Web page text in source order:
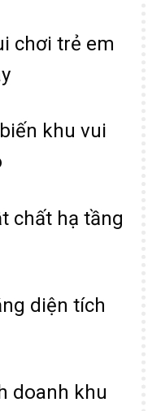
chơi trẻ em
khu vui
chất hạ tầng
diện tích
doanh khu